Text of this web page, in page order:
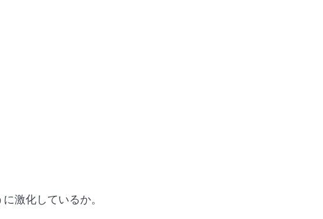
激化しているか。